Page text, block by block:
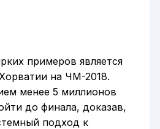
примеров является
на ЧМ-2018.
менее 5 миллионов
до финала, доказав,
подход к